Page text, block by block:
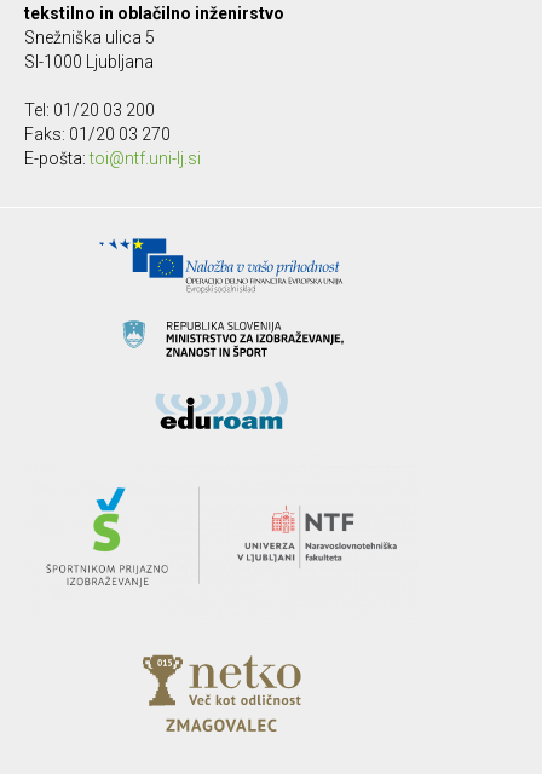
tekstilno in oblačilno inženirstvo
Snežniška ulica 5
SI-1000 Ljubljana
Tel: 01/20 03 200
Faks: 01/20 03 270
E-pošta:toi@ntf.uni-lj.si